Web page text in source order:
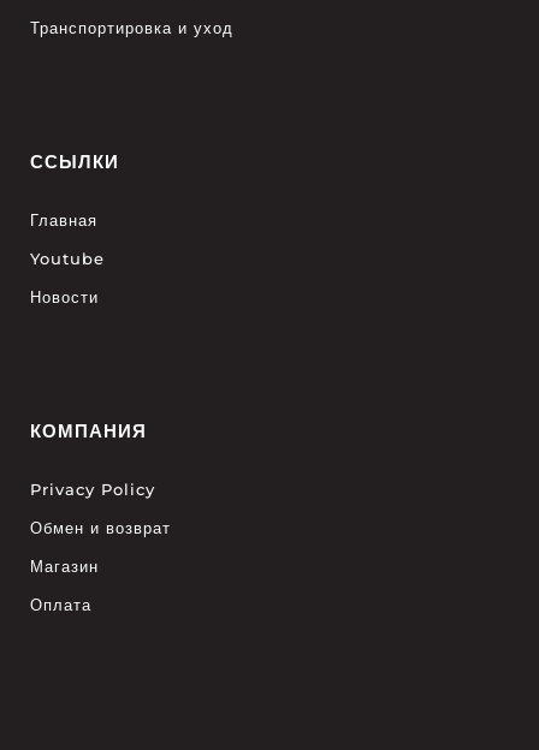
Транспортировка и уход
ССЫЛКИ
Главная
Youtube
Новости
КОМПАНИЯ
Privacy Policy
Обмен и возврат
Магазин
Оплата